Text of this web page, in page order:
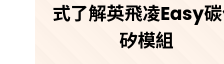
式了解英飛凌Easy
矽模組